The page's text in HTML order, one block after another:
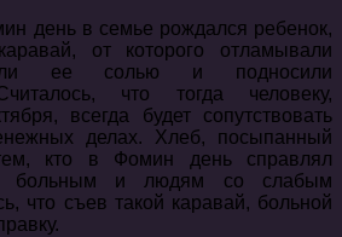
день в семье рождался ребенок,
от которого отламывали
ее солью и подносили
что тогда человеку,
всегда будет сопутствовать
делах. Хлеб, посыпанный
кто в Фомин день справлял
больным и людям со слабым
что съев такой каравай, больной